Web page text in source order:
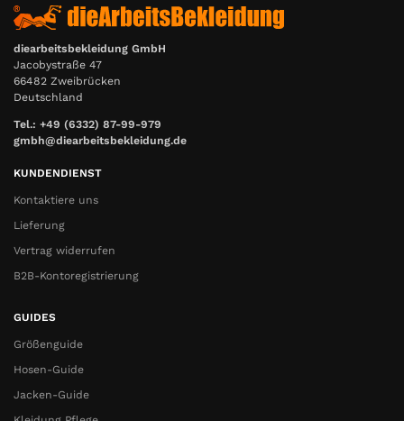
diearbeitsbekleidung GmbH
Jacobystraße 47
66482 Zweibrücken
Deutschland
Tel.: +49 (6332) 87-99-979
gmbh@diearbeitsbekleidung.de
KUNDENDIENST
Kontaktiere uns
Lieferung
Vertrag widerrufen
B2B-Kontoregistrierung
GUIDES
Größenguide
Hosen-Guide
Jacken-Guide